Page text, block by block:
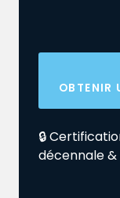
OBTENIR
🔒
décennale &